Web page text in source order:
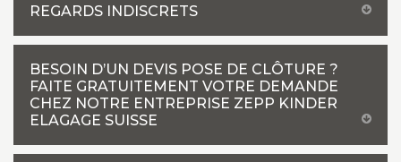
REGARDS INDISCRETS
BESOIN D’UN DEVIS POSE DE CLÔTURE ?
FAITE GRATUITEMENT VOTRE DEMANDE
CHEZ NOTRE ENTREPRISE ZEPP KINDER
ELAGAGE SUISSE